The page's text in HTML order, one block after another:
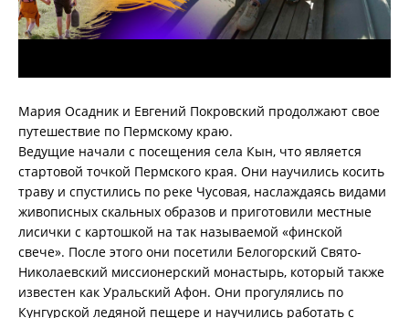
Мария Осадник и Евгений Покровский продолжают свое
путешествие по Пермскому краю.
Ведущие начали с посещения села Кын, что является
стартовой точкой Пермского края. Они научились косить
траву и спустились по реке Чусовая, наслаждаясь видами
живописных скальных образов и приготовили местные
лисички с картошкой на так называемой «финской
свече». После этого они посетили Белогорский Свято-
Николаевский миссионерский монастырь, который также
известен как Уральский Афон. Они прогулялись по
Кунгурской ледяной пещере и научились работать с